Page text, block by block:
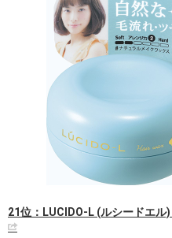
21位：LUCIDO-L (ルシードエ